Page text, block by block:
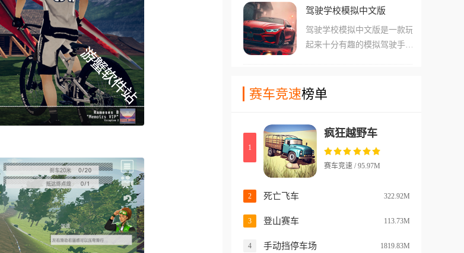
地图，通过击杀僵尸、完成高
段充满硝烟的生存故事。
跑车赛车，游戏中的驾驶模拟
做的非常精细，包括车辆悬架
的一些小的细节，都会影响到
不断刷新更多强力的车辆零件
他的载具，体验不同的驾驶乐
趣！
驾驶学校模拟中文版
驾驶学校模拟中文版是一款玩
起来十分有趣的模拟驾驶手
游戏中玩家们还能简单的搜索
优质的引擎来体验真实的驾驶
感受。游戏中有不少的驾驶基
础是比较好应对的，还有能训
练玩家们驾驶真正车辆的能
力，如果在考驾照的玩家，这
赛车竞速榜单
1
疯狂越野车
赛车竞速 / 95.97M
2 死亡飞车 322.92M
3 登山赛车 113.73M
4 手动挡停车场 1819.83M